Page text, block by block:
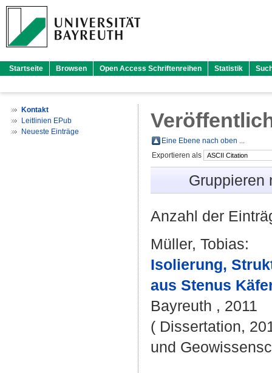
Startseite Browsen Open Access Schriftenreihen Statistik
Kontakt
Leitlinien EPub
Neueste Einträge
Eine Ebene nach oben ...
Exportieren als
Anzahl der
Müller, Tobias:
Isolierung,
aus Stenus
Bayreuth , 2011
( Dissertation,
und